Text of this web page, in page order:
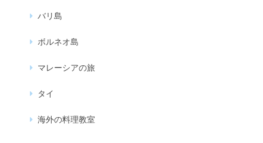
バリ島
ボルネオ島
マレーシアの旅
タイ
海外の料理教室